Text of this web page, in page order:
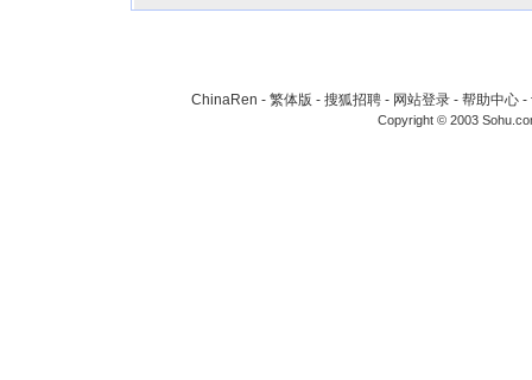
ChinaRen - 繁体版 - 搜狐招聘 - 网站登录 - 帮助中心 -
Copyright © 2003